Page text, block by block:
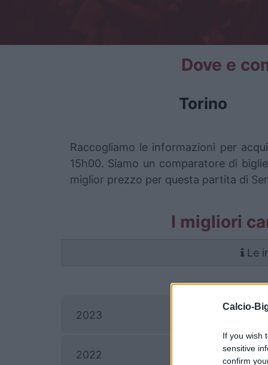
Calcio-
If you wish
sensitive
confirm
Dove e
Torino
Raccogliamo le informazioni per
15h00. Siamo un comparatore di
miglior prezzo per questa partita di
I migliori
Le
2023
2022